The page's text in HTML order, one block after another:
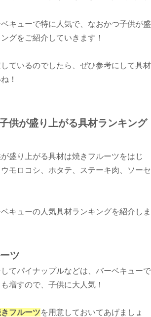
キューで特に人気で、なおかつ子供が盛
グをご紹介していきます！
ているのでしたら、ぜひ参考にして具材
！
供が盛り上がる具材ランキング
盛り上がる具材は焼きフルーツをはじ
モロコシ、ホタテ、ステーキ肉、ソーセ
キューの人気具材ランキングを紹介しま
ツ
てパイナップルなどは、バーベキューで
増すので、子供に大人気！
フルーツを用意しておいてあげましょ